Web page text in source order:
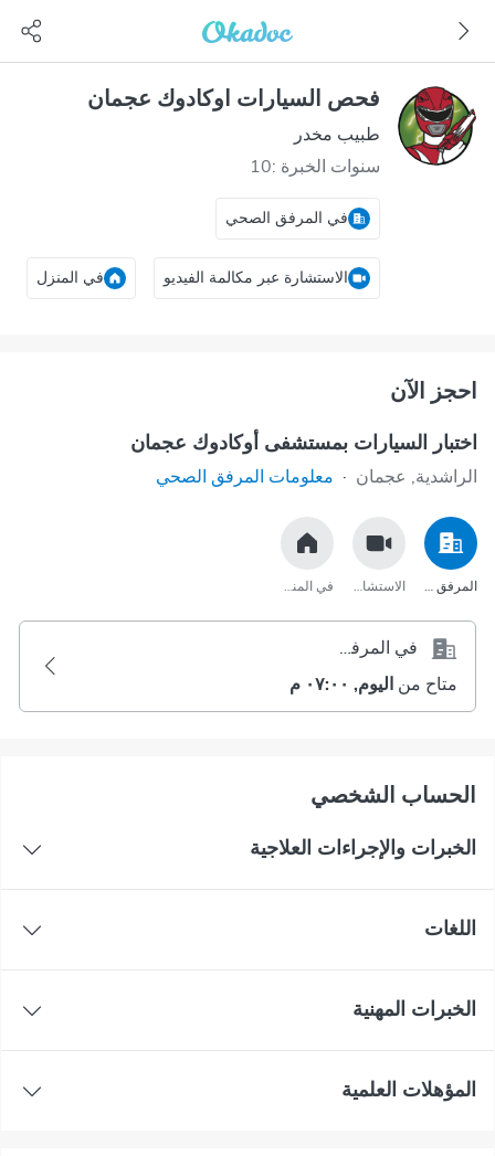
فحص السيارات اوكادوك عجمان
طبيب مخدر
سنوات الخبرة :10
في المرفق الصحي
الاستشارة عبر مكالمة الفيديو في المنزل
احجز الآن
اختبار السيارات بمستشفى أوكادوك عجمان
الراشدية, عجمان · معلومات المرفق الصحي
المرفق الصحي الاستشارة عبر مكالمة الفيديو في المنزل
في المرفق الصحي
متاح من اليوم, ٠٧:٠٠ م
اﻟﺤﺴﺎﺏ اﻟﺸﺨﺼﻲ
الخبرات والإجراءات العلاجية
اللغات
الخبرات المهنية
المؤهلات العلمية